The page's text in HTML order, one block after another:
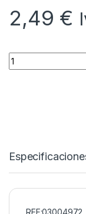
2,49 €
Pegamento
REF:03004972